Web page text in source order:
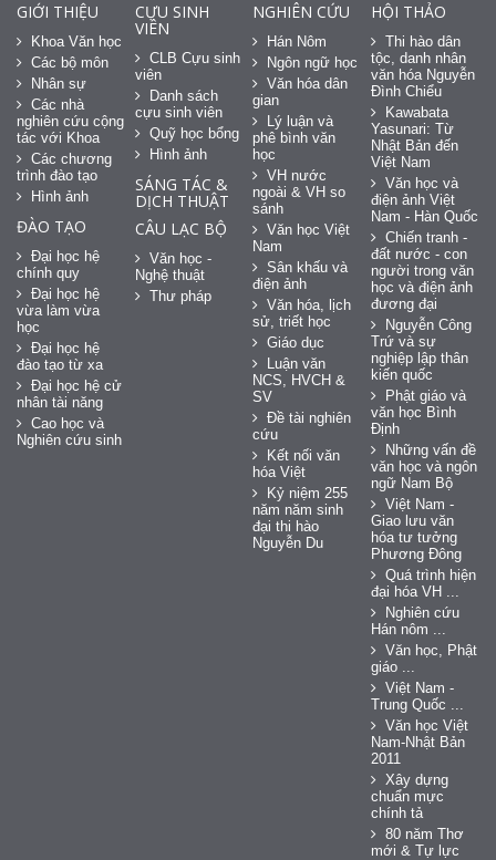
GIỚI THIỆU
Khoa Văn học
Các bộ môn
Nhân sự
Các nhà
nghiên cứu cộng
tác với Khoa
Các chương
trình đào tạo
Hình ảnh
ĐÀO TẠO
Đại học hệ
chính quy
Đại học hệ
vừa làm vừa
học
Đại học hệ
đào tạo từ xa
Đại học hệ cử
nhân tài năng
Cao học và
Nghiên cứu sinh
CỰU SINH
VIÊN
CLB Cựu sinh
viên
Danh sách
cựu sinh viên
Quỹ học bổng
Hình ảnh
SÁNG TÁC &
DỊCH THUẬT
CÂU LẠC BỘ
Văn học -
Nghệ thuật
Thư pháp
NGHIÊN CỨU
Hán Nôm
Ngôn ngữ học
Văn hóa dân
gian
Lý luận và
phê bình văn
học
VH nước
ngoài & VH so
sánh
Văn học Việt
Nam
Sân khấu và
điện ảnh
Văn hóa, lịch
sử, triết học
Giáo dục
Luận văn
NCS, HVCH &
SV
Đề tài nghiên
cứu
Kết nối văn
hóa Việt
Kỷ niệm 255
năm năm sinh
đại thi hào
Nguyễn Du
HỘI THẢO
Thi hào dân
tộc, danh nhân
văn hóa Nguyễn
Đình Chiểu
Kawabata
Yasunari: Từ
Nhật Bản đến
Việt Nam
Văn học và
điện ảnh Việt
Nam - Hàn Quốc
Chiến tranh -
đất nước - con
người trong văn
học và điện ảnh
đương đại
Nguyễn Công
Trứ và sự
nghiệp lập thân
kiến quốc
Phật giáo và
văn học Bình
Định
Những vấn đề
văn học và ngôn
ngữ Nam Bộ
Việt Nam -
Giao lưu văn
hóa tư tưởng
Phương Đông
Quá trình hiện
đại hóa VH ...
Nghiên cứu
Hán nôm ...
Văn học, Phật
giáo ...
Việt Nam -
Trung Quốc ...
Văn học Việt
Nam-Nhật Bản
2011
Xây dựng
chuẩn mực
chính tả
80 năm Thơ
mới & Tự lực